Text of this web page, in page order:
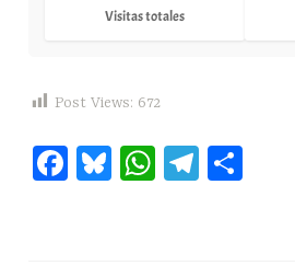
Visitas totales
Post Views: 672
Fa Bl W Te